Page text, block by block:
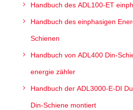
Handbuch des ADL100-ET
Handbuch des einphasigen
Schienen
Handbuch von ADL400 Din-
energie zähler
Handbuch der ADL3000-E-DI
Din-Schiene montiert